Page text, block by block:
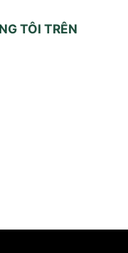
TÔI TRÊN